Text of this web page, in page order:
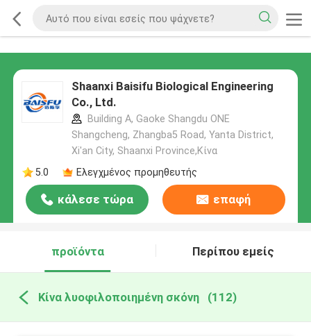
Shaanxi Baisifu Biological Engineering
Co., Ltd.
Building A, Gaoke Shangdu ONE
Shangcheng, Zhangba5 Road, Yanta District,
Xi'an City, Shaanxi Province,Κίνα
5.0
Ελεγχμένος προμηθευτής
κάλεσε τώρα επαφή
προϊόντα Περίπου εμείς
Κίνα λυοφιλοποιημένη σκόνη (112)